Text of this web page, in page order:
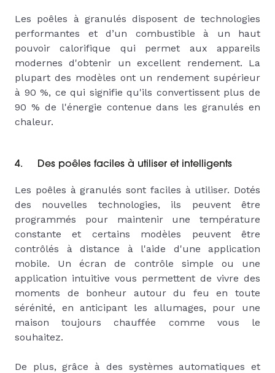
Les poêles à granulés disposent de technologies
performantes et d’un combustible à un haut
pouvoir calorifique qui permet aux appareils
modernes d'obtenir un excellent rendement. La
plupart des modèles ont un rendement supérieur
à 90 %, ce qui signifie qu'ils convertissent plus de
90 % de l'énergie contenue dans les granulés en
chaleur.
4. Des poêles faciles à utiliser et intelligents
Les poêles à granulés sont faciles à utiliser. Dotés
des nouvelles technologies, ils peuvent être
programmés pour maintenir une température
constante et certains modèles peuvent être
contrôlés à distance à l'aide d'une application
mobile. Un écran de contrôle simple ou une
application intuitive vous permettent de vivre des
moments de bonheur autour du feu en toute
sérénité, en anticipant les allumages, pour une
maison toujours chauffée comme vous le
souhaitez.
De plus, grâce à des systèmes automatiques et